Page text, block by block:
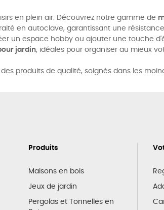
en plein air. Découvrez notre gamme de
en autoclave, garantissant une
un espace hobby ou ajouter une touche
jardin, idéales pour organiser au mieux
produits de qualité, soignés dans les
Produits
Maisons en bois
Jeux de jardin
Pergolas et Tonnelles en